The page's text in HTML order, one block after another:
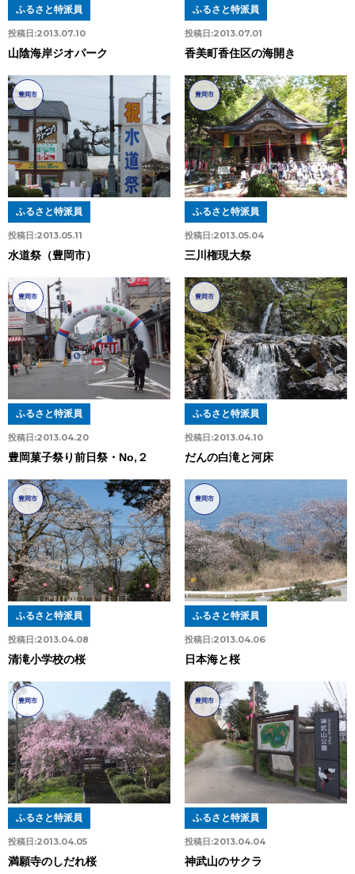
投稿日:2013.07.10
ふるさと特派員
山陰海岸ジオパーク
投稿日:2013.07.01
ふるさと特派員
香美町香住区の海開き
豊岡市
投稿日:2013.05.11
ふるさと特派員
水道祭（豊岡市）
豊岡市
投稿日:2013.05.04
ふるさと特派員
三川権現大祭
豊岡市
投稿日:2013.04.20
ふるさと特派員
豊岡菓子祭り前日祭・No,２
豊岡市
投稿日:2013.04.10
ふるさと特派員
だんの白滝と河床
豊岡市
投稿日:2013.04.08
ふるさと特派員
清滝小学校の桜
豊岡市
投稿日:2013.04.06
ふるさと特派員
日本海と桜
豊岡市
投稿日:2013.04.05
ふるさと特派員
満願寺のしだれ桜
豊岡市
投稿日:2013.04.04
ふるさと特派員
神武山のサクラ